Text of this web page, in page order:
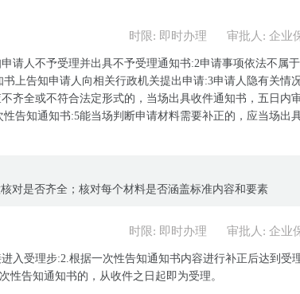
时限: 即时办理 审批人: 企业
请人不予受理并出具不予受理通知书:2申请事项依法不属
上告知申请人向相关行政机关提出申请:3申请人隐有关情
齐全或不符合法定形式的，当场出具收件通知书，五日内
告知通知书:5能当场判断申请材料需要补正的，应当场出
对是否齐全；核对每个材料是否涵盖标准内容和要素
时限: 即时办理 审批人: 企业
入受理步:2.根据一次性告知通知书内容进行补正后达到受
性告知通知书的，从收件之日起即为受理。